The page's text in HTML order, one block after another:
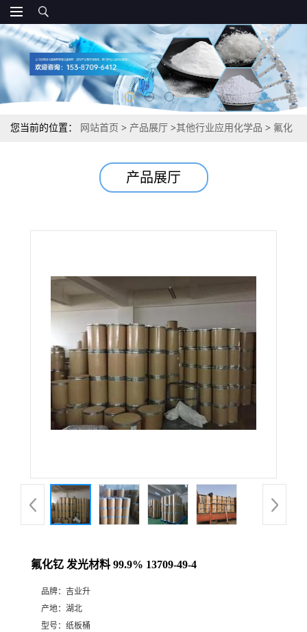
您当前的位置： 网站首页 > 产品展厅 >其他行业应用化学品 > 氟化
产品展厅
氟化钇 发光材料 99.9% 13709-49-4
品牌： 吉业升
产地： 湖北
型号： 纸板桶